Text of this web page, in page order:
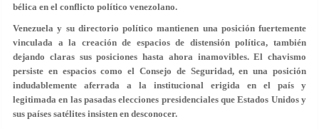
bélica en el conflicto político venezolano.
Venezuela y su directorio político mantienen una posición fuertemente
vinculada a la creación de espacios de distensión política, también
dejando claras sus posiciones hasta ahora inamovibles. El chavismo
persiste en espacios como el Consejo de Seguridad, en una posición
indudablemente aferrada a la institucional erigida en el país y
legitimada en las pasadas elecciones presidenciales que Estados Unidos y
sus países satélites insisten en desconocer.